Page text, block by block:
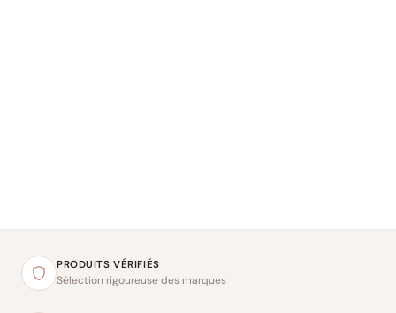
PRODUITS VÉRIFIÉS
Sélection rigoureuse des marques